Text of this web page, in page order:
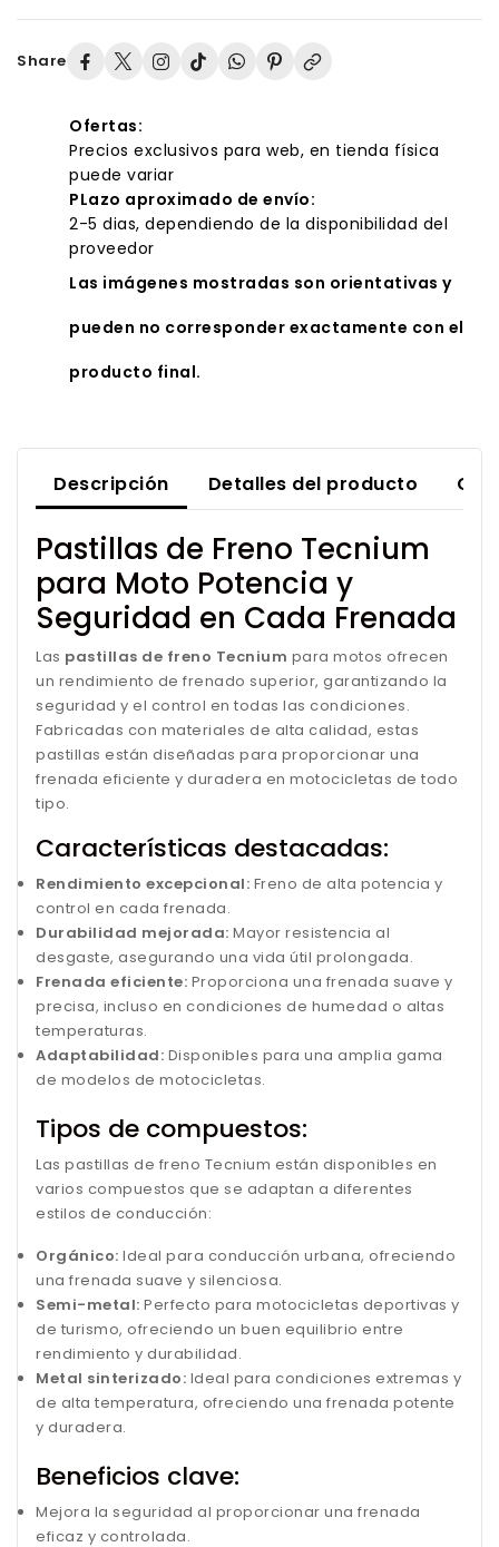
Share
Ofertas:
Precios exclusivos para web, en tienda física
puede variar
PLazo aproximado de envío:
2-5 dias, dependiendo de la disponibilidad del
proveedor
Las imágenes mostradas son orientativas y
pueden no corresponder exactamente con el
producto final.
Descripción Detalles del producto
Pastillas de Freno Tecnium
para Moto Potencia y
Seguridad en Cada Frenada
Las pastillas de freno Tecnium para motos ofrecen
un rendimiento de frenado superior, garantizando la
seguridad y el control en todas las condiciones.
Fabricadas con materiales de alta calidad, estas
pastillas están diseñadas para proporcionar una
frenada eficiente y duradera en motocicletas de todo
tipo.
Características destacadas:
Rendimiento excepcional: Freno de alta potencia y
control en cada frenada.
Durabilidad mejorada: Mayor resistencia al
desgaste, asegurando una vida útil prolongada.
Frenada eficiente: Proporciona una frenada suave y
precisa, incluso en condiciones de humedad o altas
temperaturas.
Adaptabilidad: Disponibles para una amplia gama
de modelos de motocicletas.
Tipos de compuestos:
Las pastillas de freno Tecnium están disponibles en
varios compuestos que se adaptan a diferentes
estilos de conducción:
Orgánico: Ideal para conducción urbana, ofreciendo
una frenada suave y silenciosa.
Semi-metal: Perfecto para motocicletas deportivas y
de turismo, ofreciendo un buen equilibrio entre
rendimiento y durabilidad.
Metal sinterizado: Ideal para condiciones extremas y
de alta temperatura, ofreciendo una frenada potente
y duradera.
Beneficios clave:
Mejora la seguridad al proporcionar una frenada
eficaz y controlada.